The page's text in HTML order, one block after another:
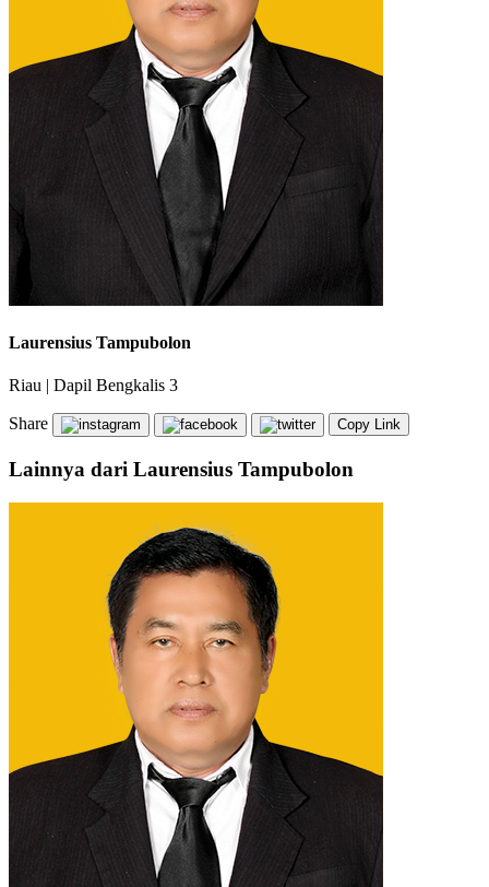
Laurensius Tampubolon
Riau | Dapil Bengkalis 3
Share Copy Link
Lainnya dari Laurensius Tampubolon